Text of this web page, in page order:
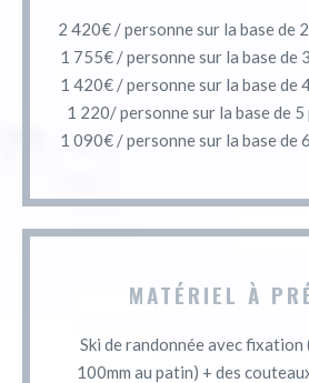
2 420€ / personne sur la base de
1 755€ / personne sur la base de
1 420€ / personne sur la base de
1 220/ personne sur la base de
1 090€ / personne sur la base de
MATÉRIEL À
Ski de randonnée avec fixation
100mm au patin) + des